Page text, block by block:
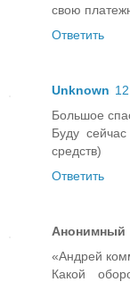
свою
Ответить
Unknown
Большое
Буду
средств)
Ответить
Анонимный
«Андрей
Какой